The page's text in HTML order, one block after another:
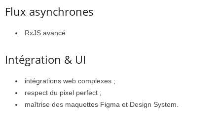
Flux asynchrones
RxJS avancé
Intégration & UI
intégrations web complexes ;
respect du pixel perfect ;
maîtrise des maquettes Figma et Design System.